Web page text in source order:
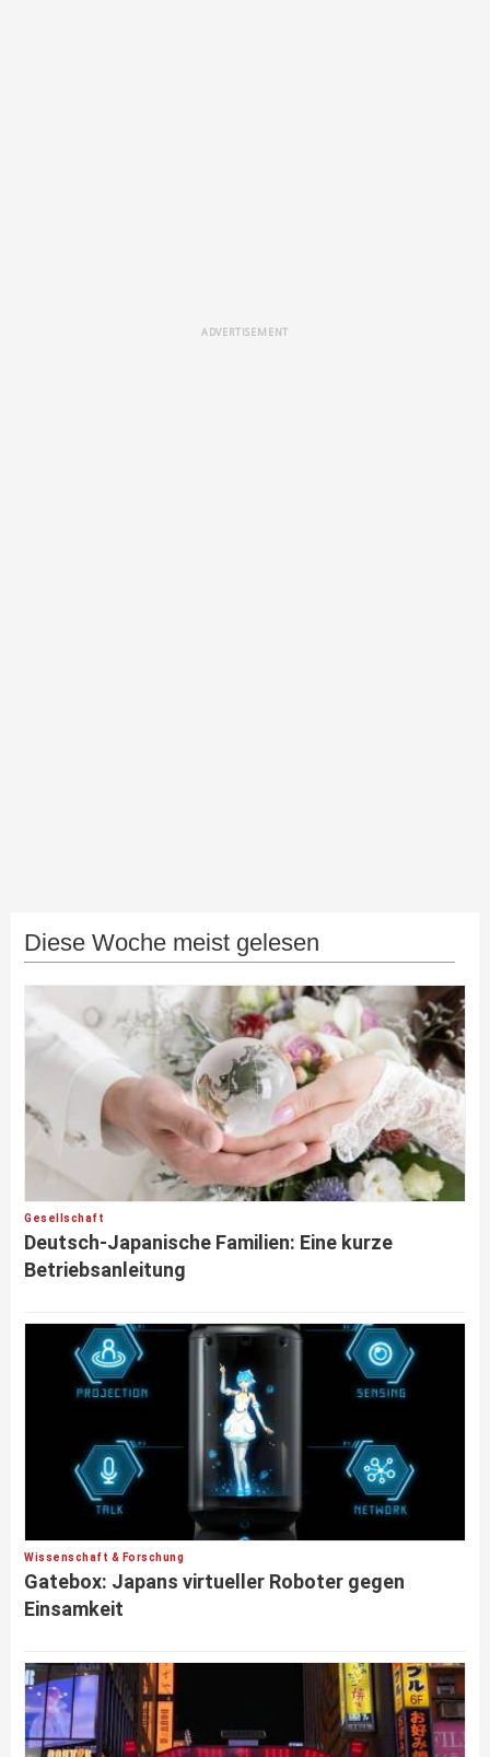
ADVERTISEMENT
Diese Woche meist gelesen
Gesellschaft
Deutsch-Japanische Familien: Eine kurze
Betriebsanleitung
Wissenschaft & Forschung
Gatebox: Japans virtueller Roboter gegen
Einsamkeit